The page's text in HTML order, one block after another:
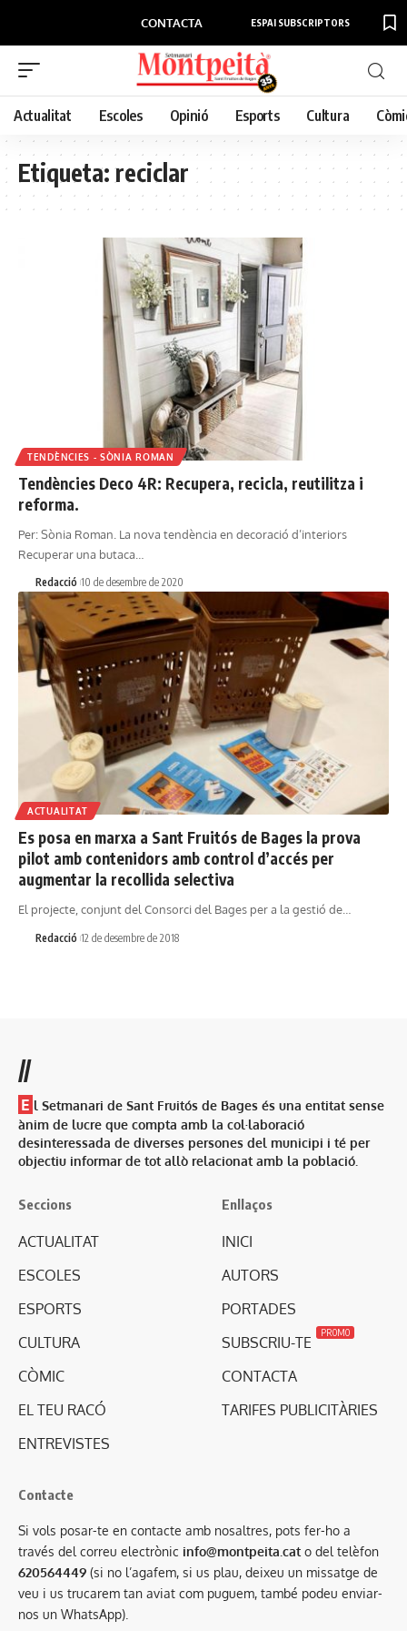
CONTACTA ESPAI SUBSCRIPTORS
Actualitat Escoles Opinió Esports Cultura
Etiqueta:reciclar
TENDÈNCIES - SÒNIA ROMAN
Tendències Deco 4R: Recupera, recicla, reutilitza i
reforma.
Per: Sònia Roman. La nova tendència en decoració d’interiors
Recuperar una butaca…
Redacció 10 de desembre de 2020
ACTUALITAT
Es posa en marxa a Sant Fruitós de Bages la prova
pilot amb contenidors amb control d’accés per
augmentar la recollida selectiva
El projecte, conjunt del Consorci del Bages per a la gestió de…
Redacció 12 de desembre de 2018
//
E l Setmanari de Sant Fruitós de Bages és una entitat sense
ànim de lucre que compta amb la col·laboració
desinteressada de diverses persones del municipi i té per
objectiu informar de tot allò relacionat amb la població.
Seccions
ACTUALITAT
ESCOLES
ESPORTS
CULTURA
CÒMIC
EL TEU RACÓ
ENTREVISTES
Enllaços
INICI
AUTORS
PORTADES
SUBSCRIU-TE
PROMO
CONTACTA
TARIFES PUBLICITÀRIES
Contacte
Si vols posar-te en contacte amb nosaltres, pots fer-ho a
través del correu electrònic info@montpeita.cat o del telèfon
620564449 (si no l’agafem, si us plau, deixeu un missatge de
veu i us trucarem tan aviat com puguem, també podeu enviar-
nos un WhatsApp).